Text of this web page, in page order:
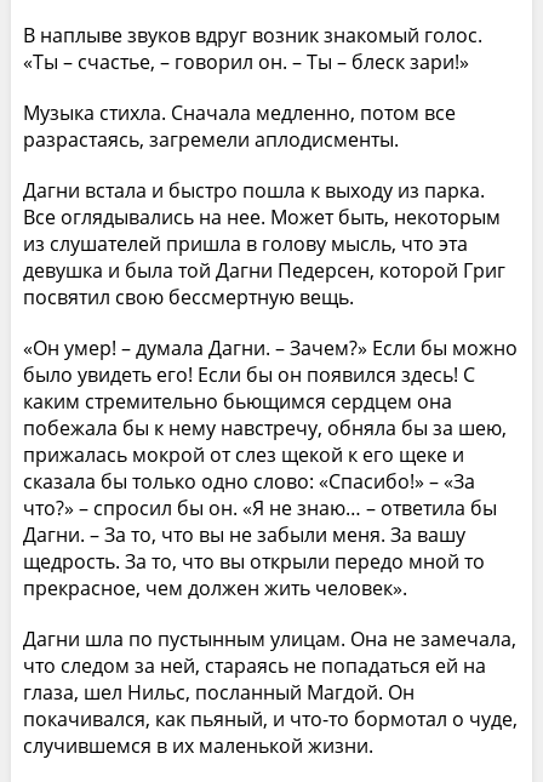
В наплыве звуков вдруг возник знакомый голос.
«Ты – счастье, – говорил он. – Ты – блеск зари!»
Музыка стихла. Сначала медленно, потом все
разрастаясь, загремели аплодисменты.
Дагни встала и быстро пошла к выходу из парка.
Все оглядывались на нее. Может быть, некоторым
из слушателей пришла в голову мысль, что эта
девушка и была той Дагни Педерсен, которой Григ
посвятил свою бессмертную вещь.
«Он умер! – думала Дагни. – Зачем?» Если бы можно
было увидеть его! Если бы он появился здесь! С
каким стремительно бьющимся сердцем она
побежала бы к нему навстречу, обняла бы за шею,
прижалась мокрой от слез щекой к его щеке и
сказала бы только одно слово: «Спасибо!» – «За
что?» – спросил бы он. «Я не знаю… – ответила бы
Дагни. – За то, что вы не забыли меня. За вашу
щедрость. За то, что вы открыли передо мной то
прекрасное, чем должен жить человек».
Дагни шла по пустынным улицам. Она не замечала,
что следом за ней, стараясь не попадаться ей на
глаза, шел Нильс, посланный Магдой. Он
покачивался, как пьяный, и что-то бормотал о чуде,
случившемся в их маленькой жизни.